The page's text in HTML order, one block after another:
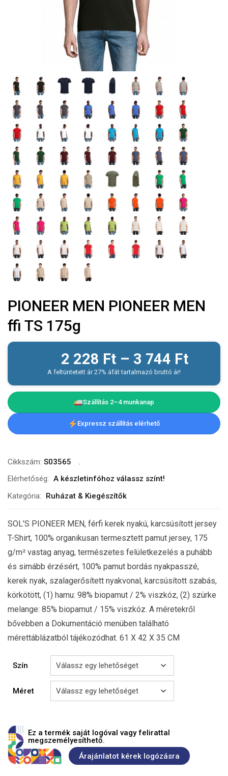
PIONEER MEN PIONEER MEN
ffi TS 175g
2 228 Ft – 3 744 Ft
A feltüntetett ár 27% áfát tartalmazó bruttó ár!
Szállítás 2–4 munkanap
Expressz szállítás elérhető
Cikkszám: S03565
Elérhetőség: A készletinfóhoz válassz színt!
Kategória:
Ruházat & Kiegészítők
SOL’S PIONEER MEN, férfi kerek nyakú, karcsúsított jersey
T-Shirt, 100% organikusan termesztett pamut jersey, 175
g/m² vastag anyag, természetes felületkezelés a puhább
és simább érzésért, 100% pamut bordás nyakpasszé,
kerek nyak, szalagerősített nyakvonal, karcsúsított szabás,
körkötött, (1) hamu: 98% biopamut / 2% viszkóz, (2) szürke
melange: 85% biopamut / 15% viszkóz. A méretekről
bővebben a Dokumentáció menüben található
mérettáblázatból tájékozódhat. 61 X 42 X 35 CM
Szín
Méret
Ez a termék saját logóval vagy felirattal
megszemélyesíthető.
Árajánlatot kérek logózásra